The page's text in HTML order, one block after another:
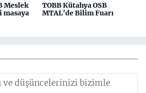
Meslek
masaya
TOBB Kütahya OSB
MTAL'de Bilim Fuarı